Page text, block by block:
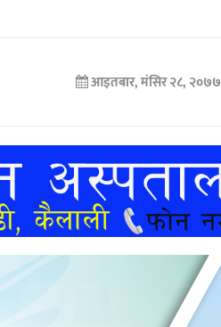
आइतबार, मंसिर २८, २०७७